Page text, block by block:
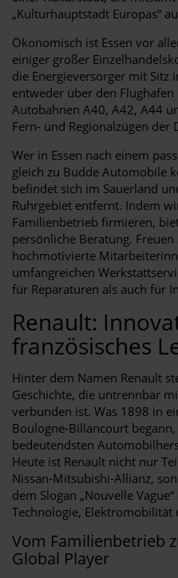
„Kulturhauptstadt Europas“
Ökonomisch ist Essen vor
einiger großer
die Energieversorger mit Sitz
entweder über den
Autobahnen A40, A42, A44
Fern- und Regionalzügen der
Wer in Essen nach einem
gleich zu Budde Automobile
befindet sich im Sauerland
Ruhrgebiet entfernt. Indem
Familienbetrieb firmieren,
persönliche Beratung.
hochmotivierte
umfangreichen
für Reparaturen als auch für
Renault:
französisches
Hinter dem Namen Renault
Geschichte, die untrennbar
verbunden ist. Was 1898 in
Boulogne-Billancourt
bedeutendsten
Heute ist Renault nicht nur
Nissan-Mitsubishi-Allianz,
dem Slogan „Nouvelle
Technologie, Elektromobilität
Vom Familienbetrieb
Global Player